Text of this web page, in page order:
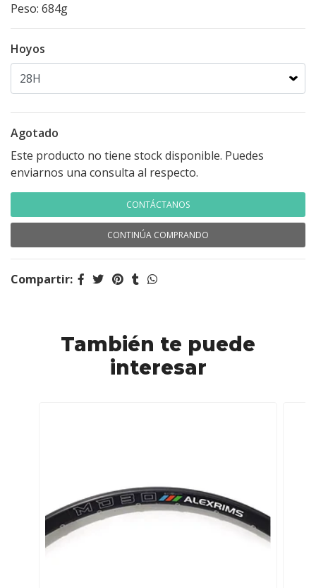
Peso: 684g
Hoyos
Agotado
Este producto no tiene stock disponible. Puedes
enviarnos una consulta al respecto.
CONTÁCTANOS
CONTINÚA COMPRANDO
Compartir:
También te puede
interesar